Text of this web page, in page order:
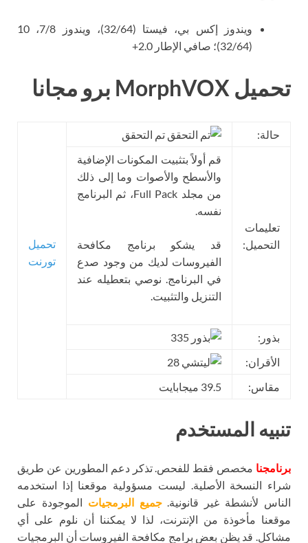
ويندوز إكس بي، فيستا (32/64)، ويندوز 7/8، 10
(32/64)؛ صافي الإطار 2.0+
تحميل MorphVOX برو مجانا
حالة: تم التحقق
تحميل
تورنت
تعليمات
التحميل:
قم أولاً بتثبيت المكونات الإضافية
والأسطح والأصوات وما إلى ذلك
من مجلد Full Pack، ثم البرنامج
نفسه.
قد يشكو برنامج مكافحة
الفيروسات لديك من وجود صدع
في البرنامج. نوصي بتعطيله عند
التنزيل والتثبيت.
بذور:
الأقران:
مقاس:
39.5 ميجابايت
تنبيه المستخدم
برنامجنا مخصص فقط للفحص. تذكر دعم المطورين عن طريق
شراء النسخة الأصلية. ليست مسؤولية موقعنا إذا استخدمه
الناس لأنشطة غير قانونية.جميع البرمجيات الموجودة على
موقعنا مأخوذة من الإنترنت، لذا لا يمكننا أن نلوم على أي
مشاكل. قد يظن بعض برامج مكافحة الفيروسات أن البرمجيات